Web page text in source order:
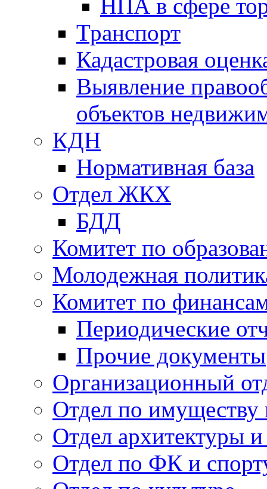
НПА в сфере
Транспорт
Кадастровая
Выявление
объектов
КДН
Нормативная база
Отдел ЖКХ
БДД
Комитет по
Молодежная
Комитет по
Периодические
Прочие документы
Организационный
Отдел по
Отдел архитектуры и
Отдел по ФК и